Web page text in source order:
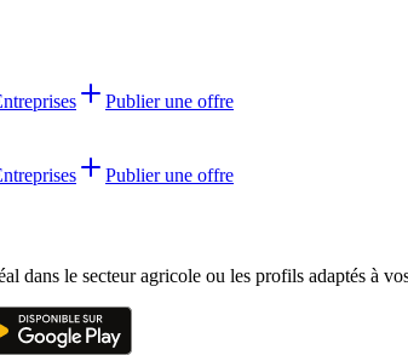
Publier une offre
Publier une offre
dans le secteur agricole ou les profils adaptés à